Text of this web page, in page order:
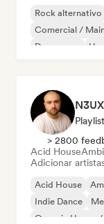
Rock alternativo
Comercial /
Dream pop
N3UX
Playlist
> 2800
Acid House
Adicionar
Acid House
Indie Dance
Organic House /